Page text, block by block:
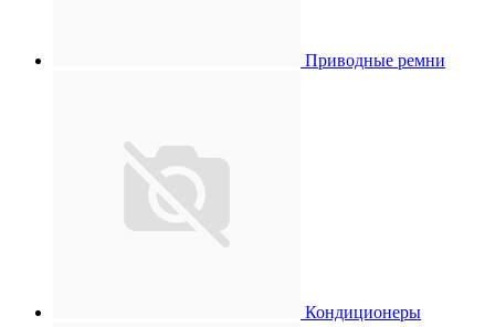
Приводные ремни
Кондиционеры